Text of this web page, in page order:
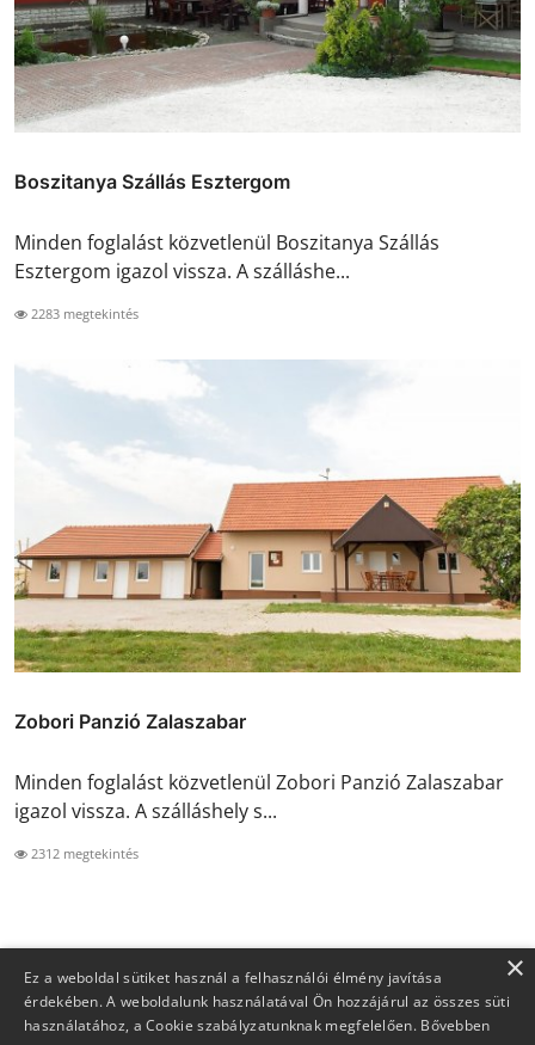
Boszitanya Szállás Esztergom
Minden foglalást közvetlenül Boszitanya Szállás
Esztergom igazol vissza. A szálláshe...
2283 megtekintés
Zobori Panzió Zalaszabar
Minden foglalást közvetlenül Zobori Panzió Zalaszabar
igazol vissza. A szálláshely s...
2312 megtekintés
×
Ez a weboldal sütiket használ a felhasználói élmény javítása
érdekében. A weboldalunk használatával Ön hozzájárul az összes süti
használatához, a Cookie szabályzatunknak megfelelően. Bővebben